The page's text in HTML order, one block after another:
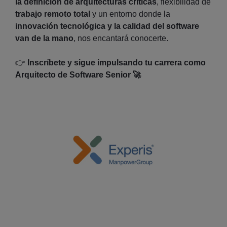
la definición de arquitecturas críticas, flexibilidad de
trabajo remoto total y un entorno donde la
innovación tecnológica y la calidad del software
van de la mano, nos encantará conocerte.
👉 Inscríbete y sigue impulsando tu carrera como
Arquitecto de Software Senior 🚀